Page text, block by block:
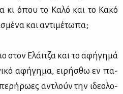
κι όπου το Κα­λό και το Κα­κό
και αντι­μέ­τω­πα;
στον Ελάι­τζα και το αφή­γη­μά
αφή­γη­μα, ει­ρή­σθω εν πα­
αντλούν την ιδε­ο­λο­